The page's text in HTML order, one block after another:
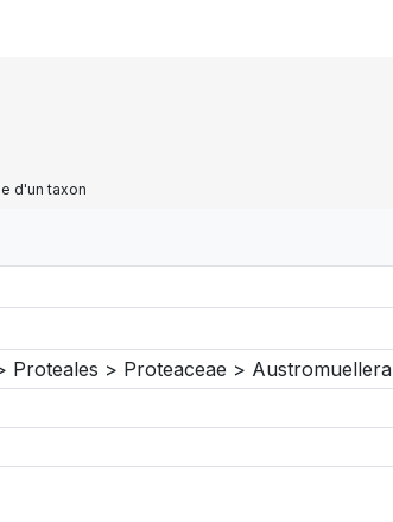
d'un taxon
Proteales > Proteaceae > Austromuellera